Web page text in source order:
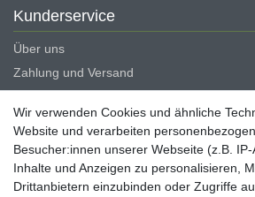
Kunderservice
Über uns
Zahlung und Versand
Erklärung zur Barrierefreiheit
Blog
Rechtliche Angaben
Widerrufsrecht
Wir verwenden Cookies und ähnliche
Website und verarbeiten
Besucher:innen unserer Webseite (z.B. IP-
Inhalte und Anzeigen zu personalisieren,
Drittanbietern einzubinden oder Zugriffe